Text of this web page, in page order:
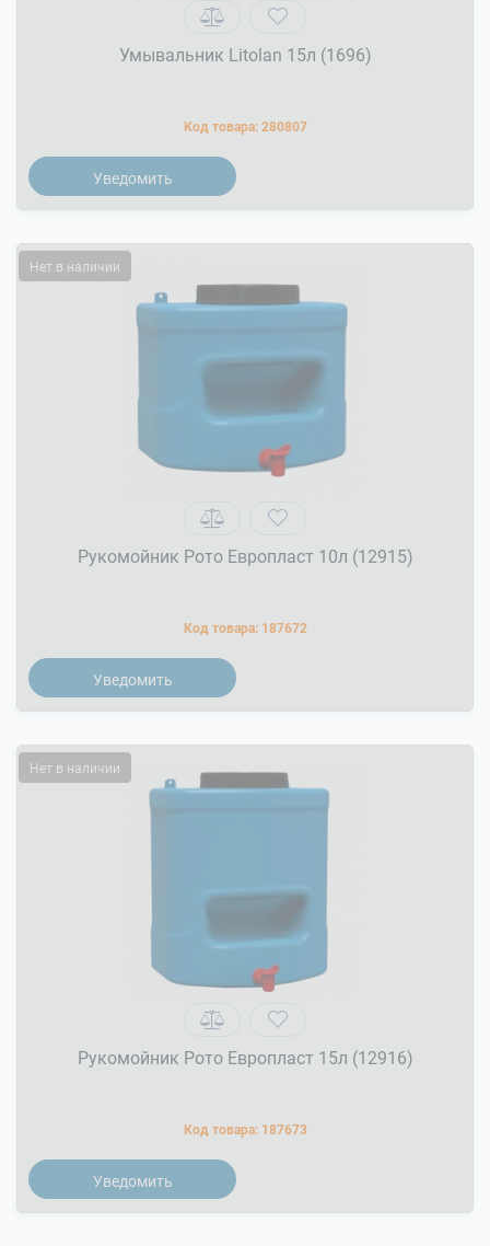
Умывальник Litolan 15л (1696)
Код товара: 280807
Уведомить
Нет в наличии
Рукомойник Рото Европласт 10л (12915)
Код товара: 187672
Уведомить
Нет в наличии
Рукомойник Рото Европласт 15л (12916)
Код товара: 187673
Уведомить